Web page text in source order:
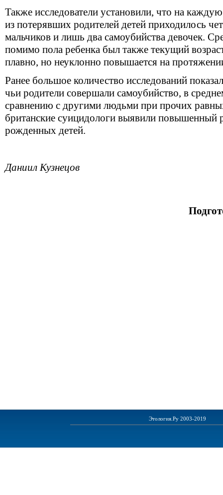
Также исследователи установили, что на
из потерявших родителей детей приходилось
мальчиков и лишь два самоубийства девочек.
помимо пола ребенка был также текущий
плавно, но неуклонно повышается на
Ранее большое количество исследований
чьи родители совершали самоубийство, в
сравнению с другими людьми при прочих
британские суицидологи выявили повышенный
рожденных детей.
Даниил Кузнецов
Этология.Ру 2003-2019